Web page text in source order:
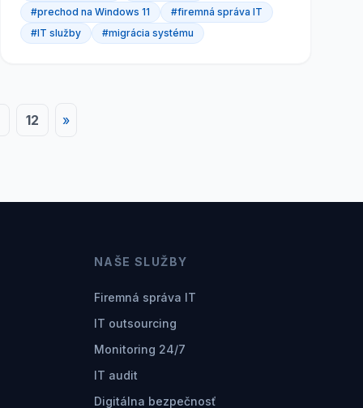
#prechod na Windows 11
#firemná správa IT
#IT služby
#migrácia systému
12 »
NAŠE SLUŽBY
Firemná správa IT
IT outsourcing
Monitoring 24/7
IT audit
Digitálna bezpečnosť